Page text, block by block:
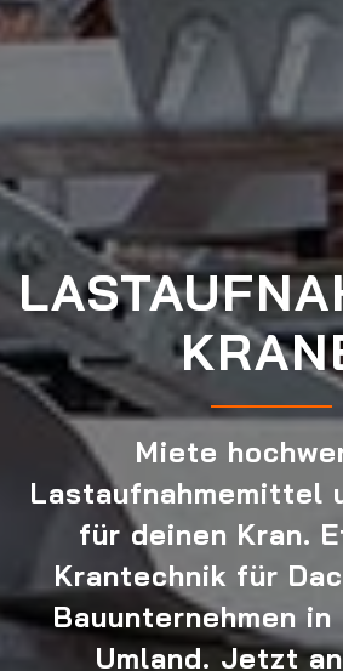
Miete
Lastaufnahmemittel
für deinen Kran.
Krantechnik für
Bauunternehmen
Umland. Jetzt